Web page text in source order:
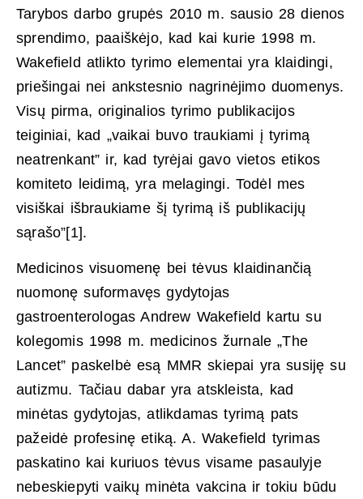
Tarybos darbo grupės 2010 m. sausio 28 dienos
sprendimo, paaiškėjo, kad kai kurie 1998 m.
Wakefield atlikto tyrimo elementai yra klaidingi,
priešingai nei ankstesnio nagrinėjimo duomenys.
Visų pirma, originalios tyrimo publikacijos
teiginiai, kad „vaikai buvo traukiami į tyrimą
neatrenkant” ir, kad tyrėjai gavo vietos etikos
komiteto leidimą, yra melagingi. Todėl mes
visiškai išbraukiame šį tyrimą iš publikacijų
sąrašo”[1].
Medicinos visuomenę bei tėvus klaidinančią
nuomonę suformavęs gydytojas
gastroenterologas Andrew Wakefield kartu su
kolegomis 1998 m. medicinos žurnale „The
Lancet” paskelbė esą MMR skiepai yra susiję su
autizmu. Tačiau dabar yra atskleista, kad
minėtas gydytojas, atlikdamas tyrimą pats
pažeidė profesinę etiką. A. Wakefield tyrimas
paskatino kai kuriuos tėvus visame pasaulyje
nebeskiepyti vaikų minėta vakcina ir tokiu būdu